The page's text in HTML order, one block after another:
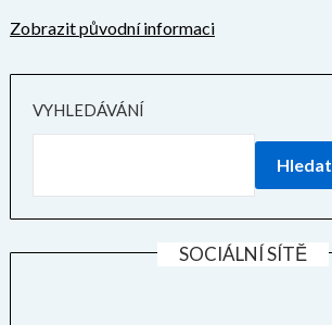
Zobrazit původní informaci
VYHLEDÁVÁNÍ
Hledat
SOCIÁLNÍ SÍTĚ